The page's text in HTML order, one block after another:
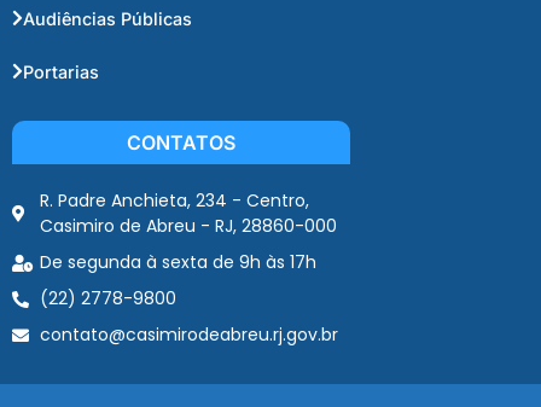
Audiências Públicas
Portarias
CONTATOS
R. Padre Anchieta, 234 - Centro,
Casimiro de Abreu - RJ, 28860-000
De segunda à sexta de 9h às 17h
(22) 2778-9800
contato@casimirodeabreu.rj.gov.br